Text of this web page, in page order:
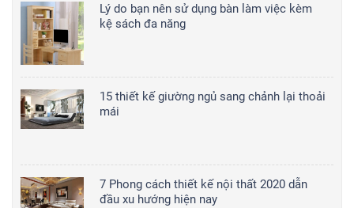
Lý do bạn nên sử dụng bàn làm việc kèm
kệ sách đa năng
15 thiết kế giường ngủ sang chảnh lại thoải
mái
7 Phong cách thiết kế nội thất 2020 dẫn
đầu xu hướng hiện nay